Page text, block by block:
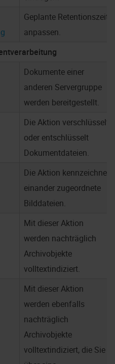
Geplante Retentionszeit
anpassen.
Dokumente einer
anderen Servergruppe
werden bereitgestellt.
Die Aktion verschlüsselt
oder entschlüsselt
Dokumentdateien.
Die Aktion kennzeichnet
einander zugeordnete
Bilddateien.
Mit dieser Aktion
werden nachträglich
Archivobjekte
volltextindiziert.
Mit dieser Aktion
werden ebenfalls
nachträglich
Archivobjekte
volltextindiziert, die Sie